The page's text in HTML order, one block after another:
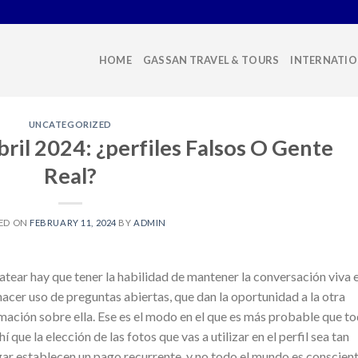
HOME GASSAN TRAVEL & TOURS
UNCATEGORIZED
2024: ¿perfiles Falsos O Gente
Real?
ON FEBRUARY 11, 2024 BY ADMIN
hay que tener la habilidad de mantener la conversación viva
uso de preguntas abiertas, que dan la oportunidad a la otra
sobre ella. Ese es el modo en el que es más probable que
que la elección de las fotos que vas a utilizar en el perfil sea tan